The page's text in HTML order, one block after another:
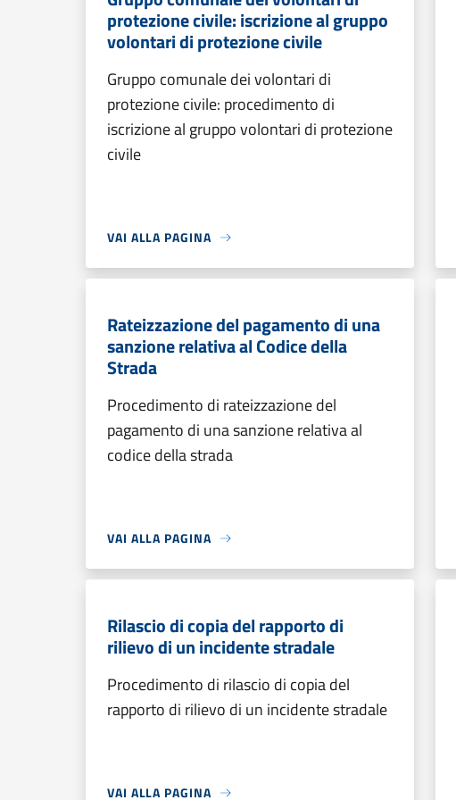
protezione civile: iscrizione al gruppo
volontari di protezione civile
Gruppo comunale dei volontari di
protezione civile: procedimento di
iscrizione al gruppo volontari di protezione
civile
VAI ALLA PAGINA
Rateizzazione del pagamento di una
sanzione relativa al Codice della
Strada
Procedimento di rateizzazione del
pagamento di una sanzione relativa al
codice della strada
VAI ALLA PAGINA
Rilascio di copia del rapporto di
rilievo di un incidente stradale
Procedimento di rilascio di copia del
rapporto di rilievo di un incidente stradale
VAI ALLA PAGINA